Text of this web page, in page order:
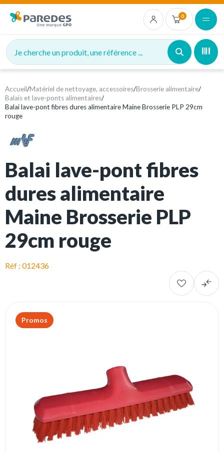
0
Je cherche un produit, une référence ...
Accueil/Matériel de nettoyage, accessoires/Brosserie alimentaire/
Balais et lave-ponts alimentaires/
Balai lave-pont fibres dures alimentaire Maine Brosserie PLP 29cm
rouge
Balai lave-pont fibres
dures alimentaire
Maine Brosserie PLP
29cm rouge
Réf : 012436
Promos